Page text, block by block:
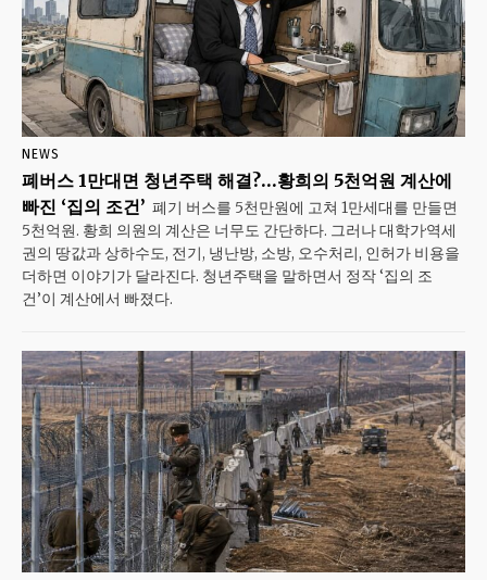
NEWS
폐버스 1만대면 청년주택 해결?…황희의 5천억원 계산에
빠진 ‘집의 조건’ 폐기 버스를 5천만원에 고쳐 1만세대를 만들면
5천억원. 황희 의원의 계산은 너무도 간단하다. 그러나 대학가·역세
권의 땅값과 상하수도, 전기, 냉난방, 소방, 오수처리, 인허가 비용을
더하면 이야기가 달라진다. 청년주택을 말하면서 정작 ‘집의 조
건’이 계산에서 빠졌다.